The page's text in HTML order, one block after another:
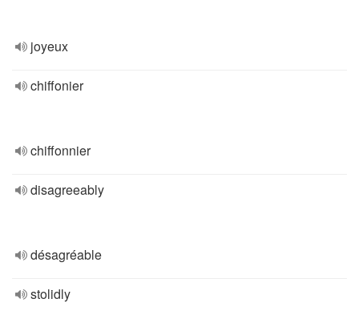
joyeux
chiffonier
chiffonnier
disagreeably
désagréable
stolidly